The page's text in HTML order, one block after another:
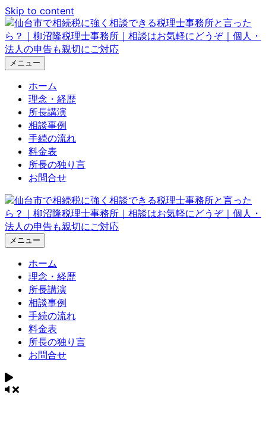
Skip to content
メニュー
ホーム
理念・経歴
所長講演
相談事例
手続の流れ
料金表
所長の独り言
お問合せ
メニュー
ホーム
理念・経歴
所長講演
相談事例
手続の流れ
料金表
所長の独り言
お問合せ